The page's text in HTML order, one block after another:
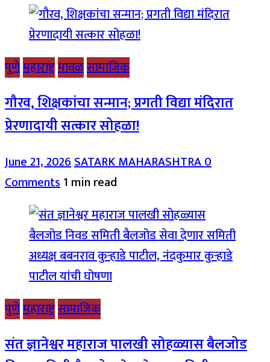
पुणेमहाराष्ट्रमावळसामाजिक
गौरव, शिक्षकांचा सन्मान; प्रगती विद्या मंदिरात
प्रेरणादायी सत्कार सोहळा!
June 21, 2026SATARK MAHARASHTRA0
Comments1 min read
पुणेमहाराष्ट्रसामाजिक
संत ज्ञानेश्वर महाराज पालखी सोहळ्यास बैलजोड